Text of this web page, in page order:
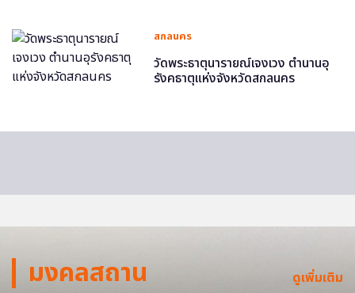
สกลนคร
วัดพระธาตุนารายณ์เจงเวง ตำนานอุ
รังคธาตุแห่งจังหวัดสกลนคร
มงคลสถาน ดูเพิ่มเติม